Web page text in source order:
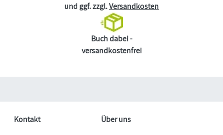
und ggf. zzgl.Versandkosten
Buch dabei -
versandkostenfrei
Kontakt
Über uns